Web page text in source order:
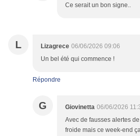
Ce serait un bon signe..
L Lizagrece 06/06/2026 09:06
Un bel été qui commence !
Répondre
G Giovinetta 06/06/2026
Avec de fausses alertes
froide mais ce week-end